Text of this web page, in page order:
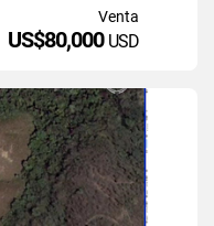
Venta
US$80,000 USD